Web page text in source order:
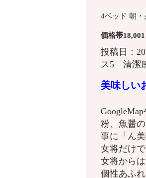
4ベッド 朝・
価格帯
投稿日：
ス5 清潔
美味しい
粉、魚醤
事に「ん
女将だけ
女将から
個性あふ